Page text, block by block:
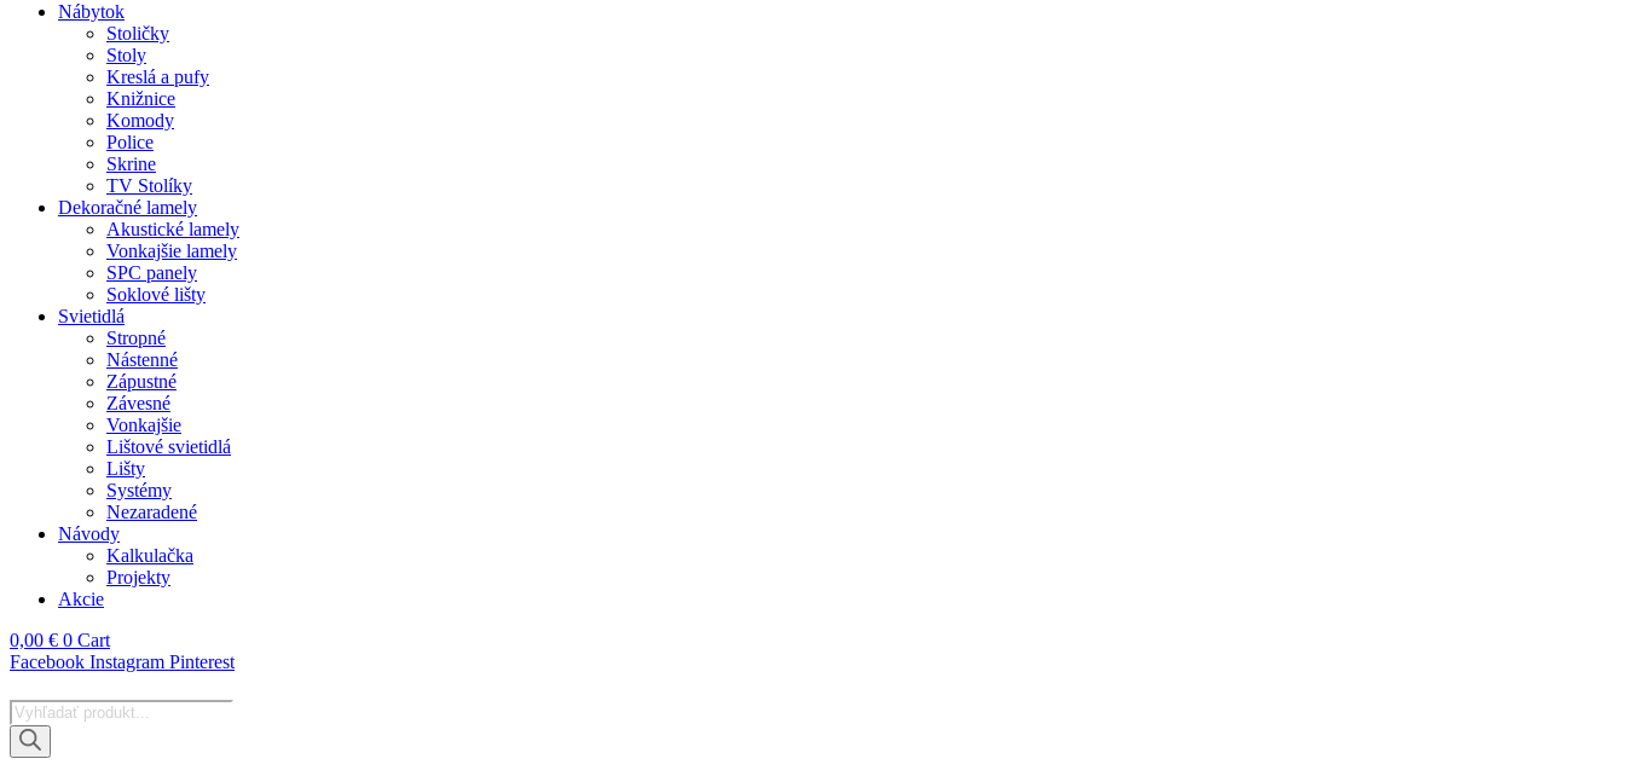
Nábytok
Stoličky
Stoly
Kreslá a pufy
Knižnice
Komody
Police
Skrine
TV Stolíky
Dekoračné lamely
Akustické lamely
Vonkajšie lamely
SPC panely
Soklové lišty
Svietidlá
Stropné
Nástenné
Zápustné
Závesné
Vonkajšie
Lištové svietidlá
Lišty
Systémy
Nezaradené
Návody
Kalkulačka
Projekty
Akcie
0,00 € 0 Cart
Facebook Instagram Pinterest
Products
search